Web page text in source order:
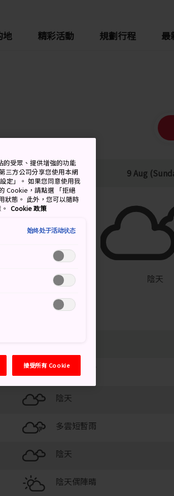
地 精彩活動 規劃行程 最
低 降雨機率 9 Aug
陰天
多雲短暫雨
陰天
多雲短暫雨
陰天
陰天偶陣晴
的受眾、提供增強的功能
三方公司分享您使用本網
定」。 如果您同意使用我
Cookie，請點選 「拒絕
狀態。 此外，您可以隨時
Cookie 政策
始终处于活动状态
接受所有 Cookie